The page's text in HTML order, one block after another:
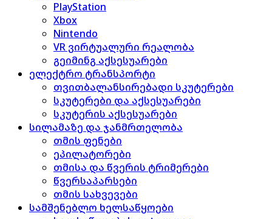
PlayStation
Xbox
Nintendo
VR ვირტუალური რეალობა
გეიმინგ აქსესუარები
ელექტრო ტრანსპორტი
თვითბალანსირებადი სკუტერები
სკუტერები და აქსესუარები
სკუტერის აქსესუარები
სილამაზე და ჯანმრთელობა
თმის ფენები
ეპილატორები
თმისა და წვერის ტრიმერები
წვერსაპარსები
თმის სახვევები
სამშენებლო ხელსაწყოები